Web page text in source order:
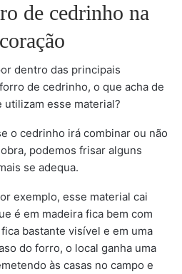
de cedrinho na
dentro das principais
de cedrinho, o que acha de
esse material?
o cedrinho irá combinar ou não
podemos frisar alguns
se adequa.
exemplo, esse material cai
é em madeira fica bem com
bastante visível e em uma
do forro, o local ganha uma
às casas no campo e